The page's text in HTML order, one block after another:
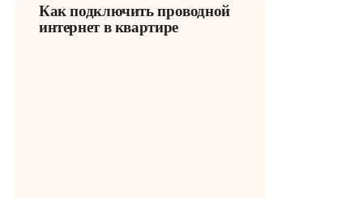
Как подключить проводной
интернет в квартире